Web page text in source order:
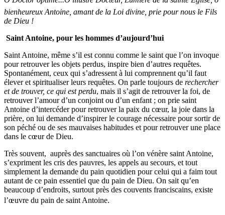
bienheureux Antoine, amant de la Loi divine, prie pour nous le Fils
de Dieu !
Saint Antoine, pour les hommes d’aujourd’hui
Saint Antoine, même s’il est connu comme le saint que l’on invoque
pour retrouver les objets perdus, inspire bien d’autres requêtes.
Spontanément, ceux qui s’adressent à lui comprennent qu’il faut
élever et spiritualiser leurs requêtes. On parle toujours de rechercher
et de trouver, ce qui est perdu, mais il s’agit de retrouver la foi, de
retrouver l’amour d’un conjoint ou d’un enfant ; on prie saint
Antoine d’intercéder pour retrouver la paix du cœur, la joie dans la
prière, on lui demande d’inspirer le courage nécessaire pour sortir de
son péché ou de ses mauvaises habitudes et pour retrouver une place
dans le cœur de Dieu.
Très souvent, auprès des sanctuaires où l’on vénère saint Antoine,
s’expriment les cris des pauvres, les appels au secours, et tout
simplement la demande du pain quotidien pour celui qui a faim tout
autant de ce pain essentiel que du pain de Dieu. On sait qu’en
beaucoup d’endroits, surtout près des couvents franciscains, existe
l’œuvre du pain de saint Antoine.